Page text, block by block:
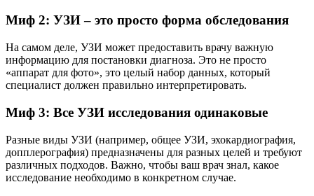
Миф 2: УЗИ – это просто форма обследования
На самом деле, УЗИ может предоставить врачу важную
информацию для постановки диагноза. Это не просто
«аппарат для фото», это целый набор данных, который
специалист должен правильно интерпретировать.
Миф 3: Все УЗИ исследования одинаковые
Разные виды УЗИ (например, общее УЗИ, эхокардиография,
допплерография) предназначены для разных целей и требуют
различных подходов. Важно, чтобы ваш врач знал, какое
исследование необходимо в конкретном случае.